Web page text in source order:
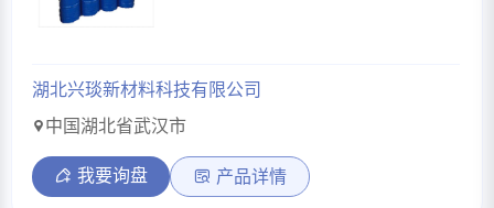
湖北兴琰新材料科技有限公司
中国湖北省武汉市
我要询盘 产品详情